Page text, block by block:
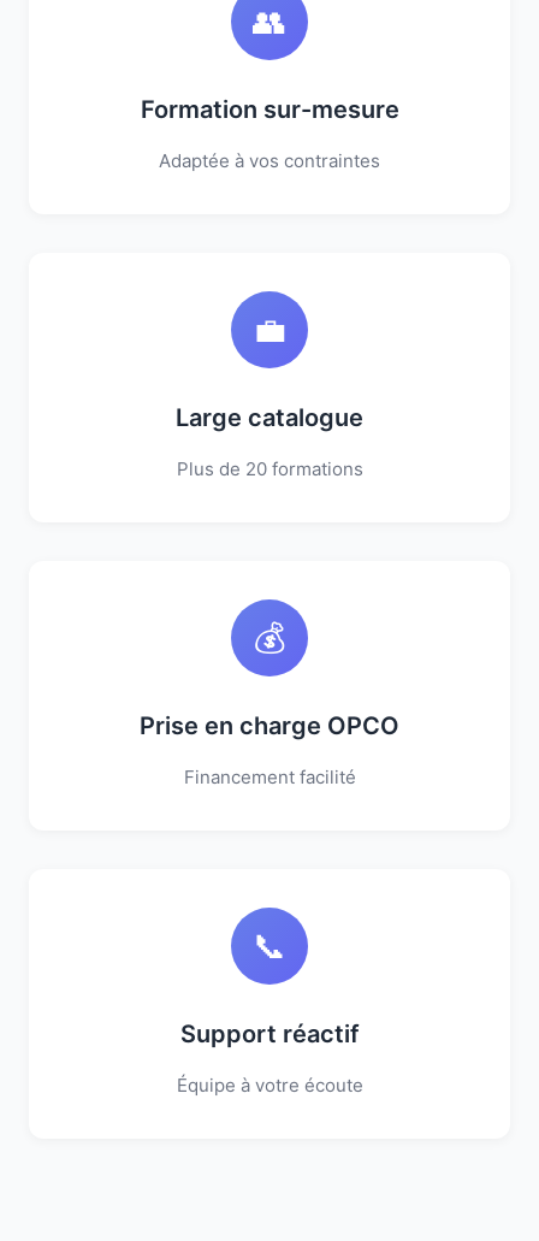
👥
Formation sur-mesure
Adaptée à vos contraintes
💼
Large catalogue
Plus de 20 formations
💰
Prise en charge OPCO
Financement facilité
📞
Support réactif
Équipe à votre écoute